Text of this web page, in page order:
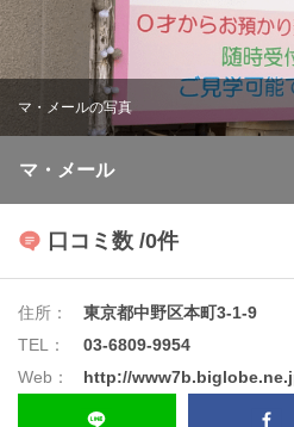
マ・メールの写真
マ・メール
口コミ数 /0件
住所：
東京都中野区本町3-1-9
TEL：
03-6809-9954
Web：
http://